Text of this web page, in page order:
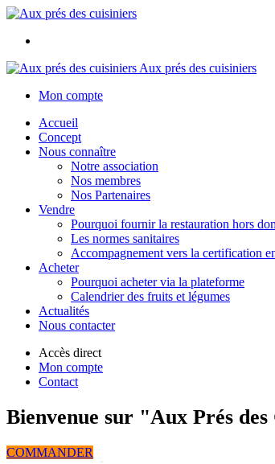
Aux prés des cuisiniers
Mon compte
Accueil
Concept
Nous connaître
Notre association
Nos membres
Nos Partenaires
Vendre
Pourquoi fournir la restauration hors
Les normes sanitaires
Accompagnement vers la certification
Acheter
Pourquoi acheter via la plateforme
Calendrier des fruits et légumes
Actualités
Nous contacter
Accès direct
Mon compte
Contact
Bienvenue sur "Aux Prés
COMMANDER